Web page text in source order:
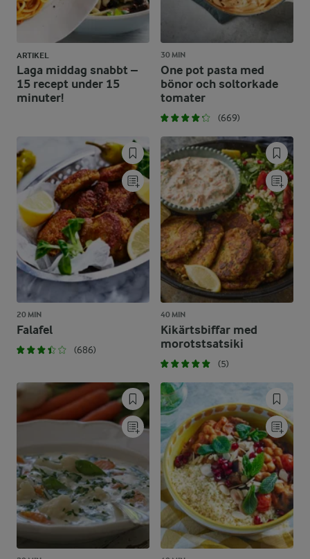
ARTIKEL
Laga middag snabbt –
15 recept under 15
minuter!
30 MIN
One pot pasta med
bönor och soltorkade
tomater
(669)
20 MIN
Falafel
(686)
40 MIN
Kikärtsbiffar med
morotstsatsiki
(5)